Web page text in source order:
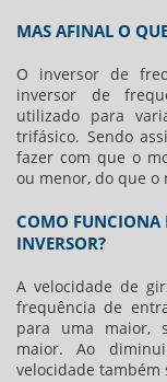
MAS AFINAL O
O inversor de
inversor de
utilizado para
trifásico. Sendo
fazer com que o
ou menor, do que o
COMO FUNCIONA
INVERSOR?
A velocidade de
frequência de
para uma maior,
maior. Ao
velocidade também